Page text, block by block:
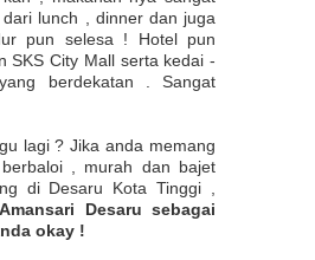
lunch , dinner dan juga
pun selesa ! Hotel pun
SKS City Mall serta kedai -
berdekatan . Sangat
lagi ? Jika anda memang
, murah dan bajet
di Desaru Kota Tinggi ,
Desaru sebagai
okay !